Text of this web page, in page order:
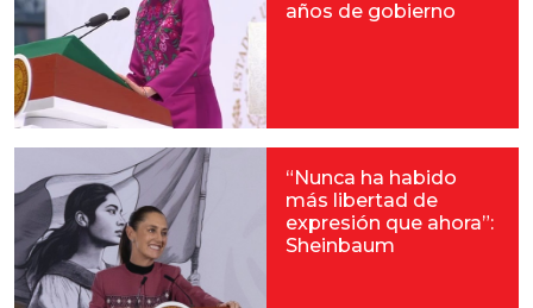
años de gobierno
“Nunca ha habido
más libertad de
expresión que ahora”:
Sheinbaum